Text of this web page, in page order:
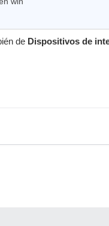
de Dispositivos de